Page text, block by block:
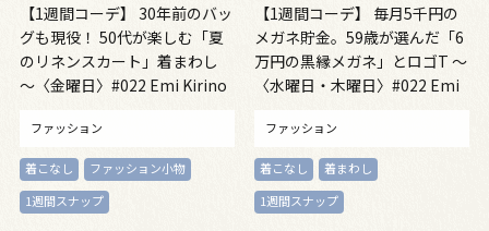
【1週間コーデ】 30年前のバッ
グも現役！ 50代が楽しむ「夏
のリネンスカート」着まわし
～〈金曜日〉#022 Emi Kirino
ファッション
着こなし
ファッション小物
1週間スナップ
【1週間コーデ】 毎月5千円の
メガネ貯金。59歳が選んだ「6
万円の黒縁メガネ」とロゴT ～
〈水曜日・木曜日〉#022 Emi
ファッション
着こなし
着まわし
1週間スナップ